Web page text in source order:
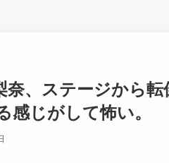
奈、ステージから
感じがして怖い。